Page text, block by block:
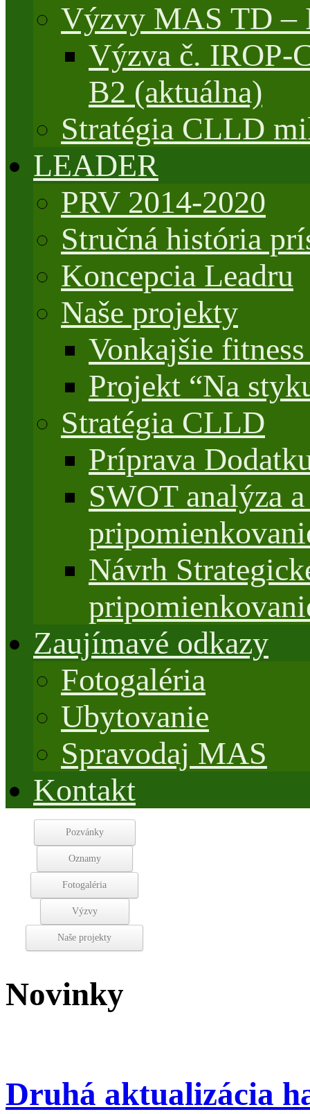
Výzvy MAS TD –
Výzva č. IROP-
B2 (aktuálna)
Stratégia CLLD
LEADER
PRV 2014-2020
Stručná história
Koncepcia Leadru
Naše projekty
Vonkajšie
Projekt “Na
Stratégia CLLD
Príprava
SWOT analýza
Návrh
Zaujímavé odkazy
Fotogaléria
Ubytovanie
Spravodaj MAS
Kontakt
Pozvánky
Oznamy
Fotogaléria
Výzvy
Naše projekty
Novinky
Druhá aktualizácia